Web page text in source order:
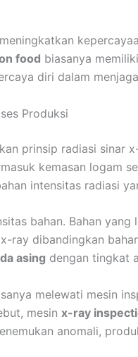
food biasanya
diri dalam
Produksi
prinsip radiasi sinar
kemasan logam
intensitas radiasi
bahan. Bahan
ray dibandingkan
asing dengan tingkat
melewati mesin
mesin x-ray
anomali,